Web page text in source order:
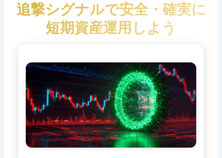
追撃シグナルで安全・確実に
短期資産運用しよう